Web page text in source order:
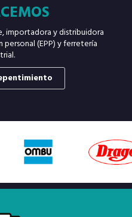
importadora y distribuidora
(EPP) y ferretería